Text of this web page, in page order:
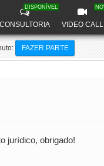
CONSULTORIA
DISPONÍVEL
VIDEO CALL
FAZER PARTE
jurídico, obrigado!